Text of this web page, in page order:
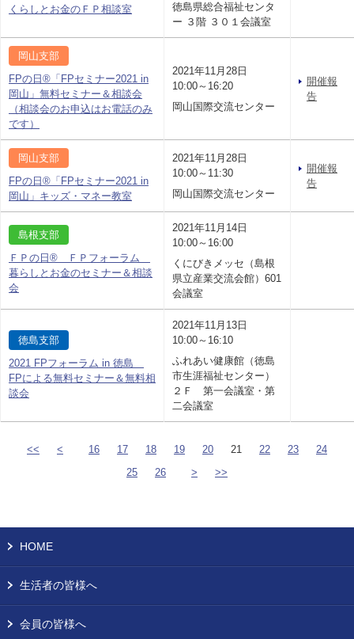
くらしとお金のＦＰ相談室
徳島県総合福祉センタ
ー ３階 ３０１会議室
岡山支部
FPの日®「FPセミナー2021 in
岡山」無料セミナー＆相談会
（相談会のお申込はお電話のみ
です）
2021年11月28日
10:00～16:20
岡山国際交流センター
開催報
告
岡山支部
FPの日®「FPセミナー2021 in
岡山」キッズ・マネー教室
2021年11月28日
10:00～11:30
岡山国際交流センター
開催報
告
島根支部
ＦＰの日® ＦＰフォーラム
暮らしとお金のセミナー＆相談
会
2021年11月14日
10:00～16:00
くにびきメッセ（島根
県立産業交流会館）601
会議室
徳島支部
2021 FPフォーラム in 徳島
FPによる無料セミナー＆無料相
談会
2021年11月13日
10:00～16:10
ふれあい健康館（徳島
市生涯福祉センター）
２Ｆ 第一会議室・第
二会議室
<< < 16 17 18 19 20 21 22 23
24
25
26 > >>
HOME
生活者の皆様へ
会員の皆様へ